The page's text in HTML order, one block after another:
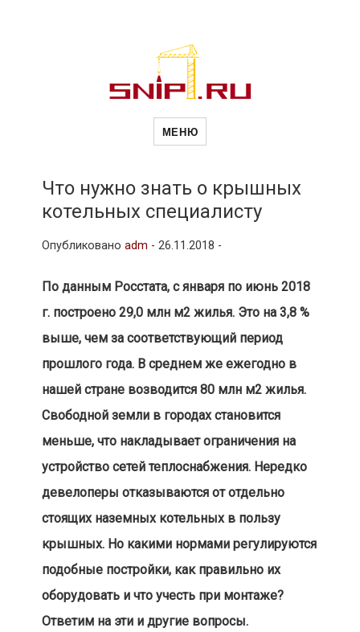
Новости
и
рубрики
МЕНЮ
Что нужно знать о крышных
котельных специалисту
Опубликовано adm - 26.11.2018 -
По данным Росстата, с января по июнь 2018
г. построено 29,0 млн м2 жилья. Это на 3,8 %
выше, чем за соответствующий период
прошлого года. В среднем же ежегодно в
нашей стране возводится 80 млн м2 жилья.
Свободной земли в городах становится
меньше, что накладывает ограничения на
устройство сетей теплоснабжения. Нередко
девелоперы отказываются от отдельно
стоящих наземных котельных в пользу
крышных. Но какими нормами регулируются
подобные постройки, как правильно их
оборудовать и что учесть при монтаже?
Ответим на эти и другие вопросы.